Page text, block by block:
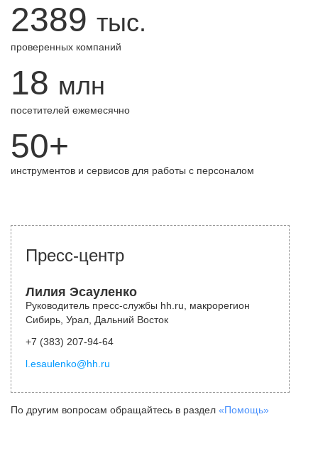
2389 тыс.
проверенных компаний
18 млн
посетителей ежемесячно
50+
инструментов и сервисов для работы с персоналом
Пресс-центр
Лилия Эсауленко
Руководитель пресс-службы hh.ru, макрорегион
Сибирь, Урал, Дальний Восток
+7 (383) 207-94-64
l.esaulenko@hh.ru
По другим вопросам обращайтесь в раздел «Помощь»